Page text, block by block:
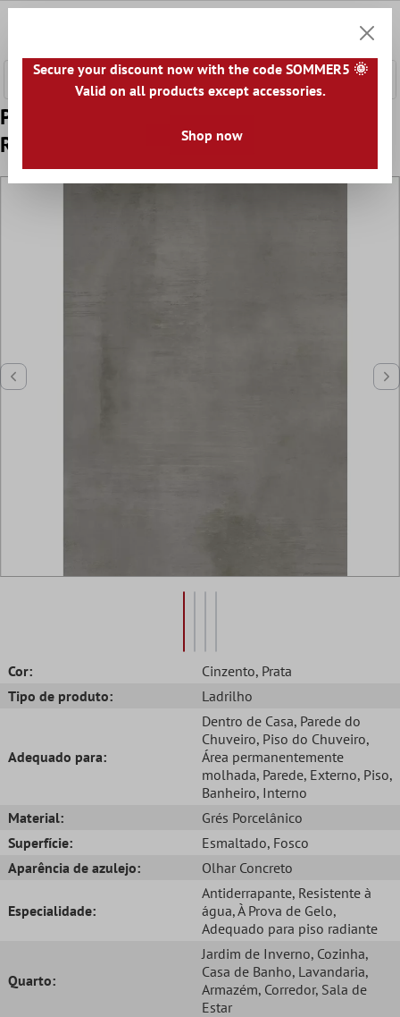
Padrão Ladrilhos Tycoon Olhar Concreto
R10 Platina 60x120cm
Cor: Cinzento, Prata
Tipo de produto:
Ladrilho
Adequado para:
Dentro de Casa, Parede do
Chuveiro, Piso do Chuveiro,
Área permanentemente
molhada, Parede, Externo, Piso,
Banheiro, Interno
Material:
Grés Porcelânico
Superfície:
Esmaltado, Fosco
Aparência de azulejo:
Olhar Concreto
Especialidade:
Antiderrapante, Resistente à
água, À Prova de Gelo,
Adequado para piso radiante
Quarto:
Jardim de Inverno, Cozinha,
Casa de Banho, Lavandaria,
Armazém, Corredor, Sala de
Estar
Secure your discount now with the code SOMMER5 🌞
Valid on all products except accessories.
Shop now